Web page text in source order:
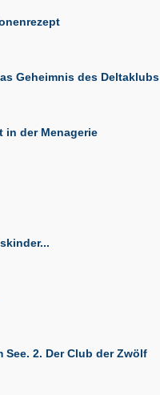
Geheimnis des Deltaklubs
in der Menagerie
See. 2. Der Club der Zwölf